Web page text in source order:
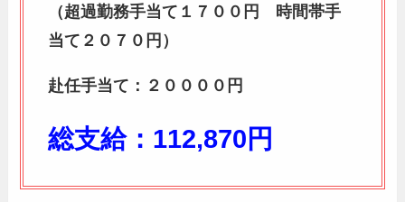
（超過勤務手当て１７００円 時間帯手
当て２０７０円）
赴任手当て：２００００円
総支給：112,870円